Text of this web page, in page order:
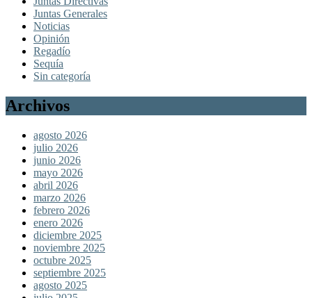
Juntas Generales
Noticias
Opinión
Regadío
Sequía
Sin categoría
Archivos
agosto 2026
julio 2026
junio 2026
mayo 2026
abril 2026
marzo 2026
febrero 2026
enero 2026
diciembre 2025
noviembre 2025
octubre 2025
septiembre 2025
agosto 2025